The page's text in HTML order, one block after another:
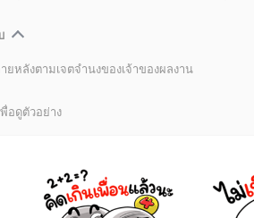
ยหลังตามเจตจำนงของเจ้าของผลงาน
อดูตัวอย่าง